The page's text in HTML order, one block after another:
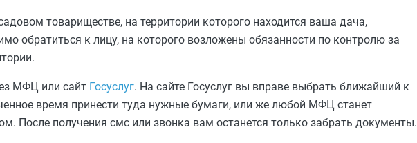
товариществе, на территории которого находится ваша дача,
обратиться к лицу, на которого возложены обязанности по контролю за
МФЦ или сайт Госуслуг. На сайте Госуслуг вы вправе выбрать ближайший к
время принести туда нужные бумаги, или же любой МФЦ станет
После получения смс или звонка вам останется только забрать документы.